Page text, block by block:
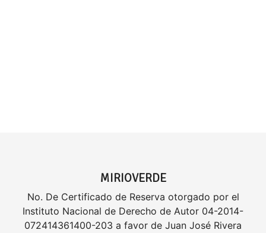
MIRIOVERDE
No. De Certificado de Reserva otorgado por el
Instituto Nacional de Derecho de Autor 04-2014-
072414361400-203 a favor de Juan José Rivera